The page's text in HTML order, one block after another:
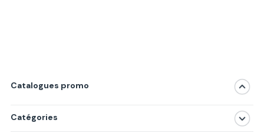
Catalogues promo
Catégories